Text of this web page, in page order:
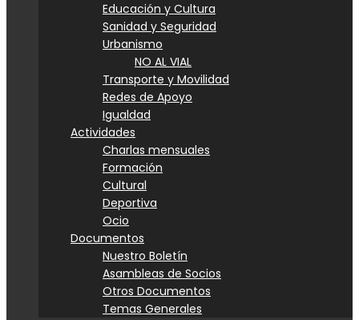
Educación y Cultura
Sanidad y Seguridad
Urbanismo
NO AL VIAL
Transporte y Movilidad
Redes de Apoyo
Igualdad
Actividades
Charlas mensuales
Formación
Cultural
Deportiva
Ocio
Documentos
Nuestro Boletín
Asambleas de Socios
Otros Documentos
Temas Generales